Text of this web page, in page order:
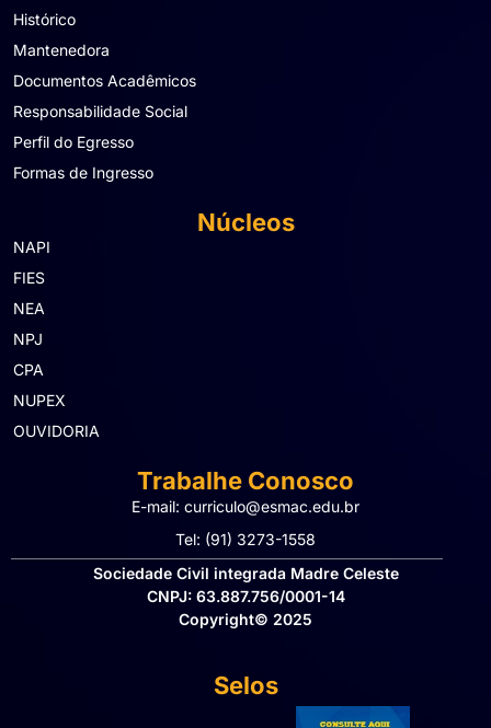
Histórico
Mantenedora
Documentos Acadêmicos
Responsabilidade Social
Perfil do Egresso
Formas de Ingresso
Núcleos
NAPI
FIES
NEA
NPJ
CPA
NUPEX
OUVIDORIA
Trabalhe Conosco
E-mail: curriculo@esmac.edu.br
Tel: (91) 3273-1558​
Sociedade Civil integrada Madre Celeste
CNPJ: 63.887.756/0001-14
Copyright© 2025
Selos